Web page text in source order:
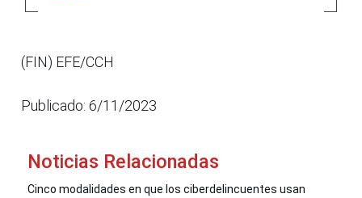
(FIN) EFE/CCH
Publicado: 6/11/2023
Noticias Relacionadas
Cinco modalidades en que los ciberdelincuentes usan